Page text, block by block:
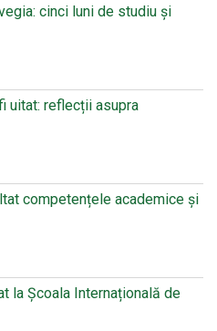
cinci luni de studiu și
uitat: reflecții asupra
competențele academice și
la Școala Internațională de